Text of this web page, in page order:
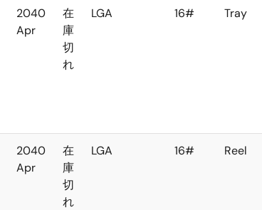
2040
Apr
在
庫
切
れ
LGA 16# Tray
2040
Apr
在
庫
切
れ
LGA 16# Reel